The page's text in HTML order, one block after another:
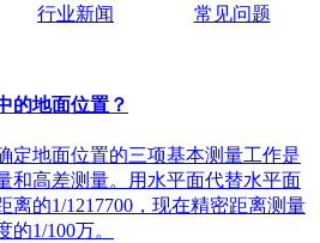
行业新闻 常见问题
的地面位置？
定地面位置的三项基本测量工作是
和高差测量。用水平面代替水平面
离的1/1217700，现在精密距离测量
1/100万。